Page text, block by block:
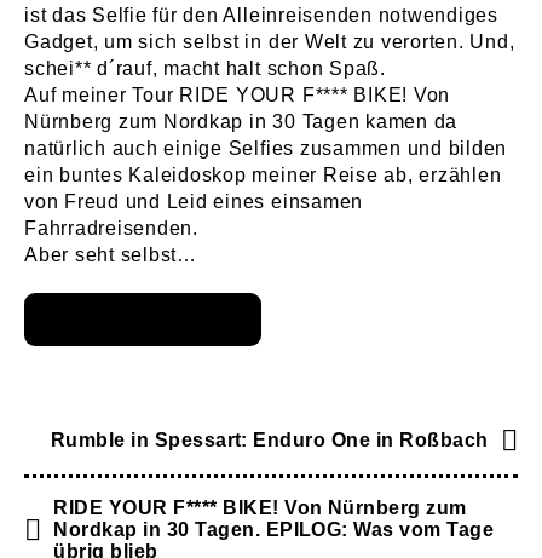
ist das Selfie für den Alleinreisenden notwendiges
Gadget, um sich selbst in der Welt zu verorten. Und,
schei** d´rauf, macht halt schon Spaß.
Auf meiner Tour RIDE YOUR F**** BIKE! Von
Nürnberg zum Nordkap in 30 Tagen kamen da
natürlich auch einige Selfies zusammen und bilden
ein buntes Kaleidoskop meiner Reise ab, erzählen
von Freud und Leid eines einsamen
Fahrradreisenden.
Aber seht selbst…
Rumble in Spessart: Enduro One in Roßbach
RIDE YOUR F**** BIKE! Von Nürnberg zum
Nordkap in 30 Tagen. EPILOG: Was vom Tage
übrig blieb